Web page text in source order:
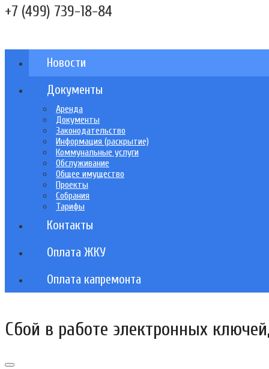
+7 (499) 739-18-84
Новости
Документы
Аренда
Документы
Законодательство
Информация (раскрытие)
Коммунальные услуги
Обслуживание
Общее имущество
Проекты
Собрания
Тарифы
Контакты
Оплата ЖКУ
Оплата капремонта
Сбой в работе электронных